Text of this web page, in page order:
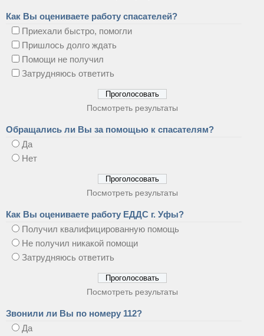
Как Вы оцениваете работу спасателей?
Приехали быстро, помогли
Пришлось долго ждать
Помощи не получил
Затрудняюсь ответить
Посмотреть результаты
Обращались ли Вы за помощью к спасателям?
Да
Нет
Посмотреть результаты
Как Вы оцениваете работу ЕДДС г. Уфы?
Получил квалифицированную помощь
Не получил никакой помощи
Затрудняюсь ответить
Посмотреть результаты
Звонили ли Вы по номеру 112?
Да